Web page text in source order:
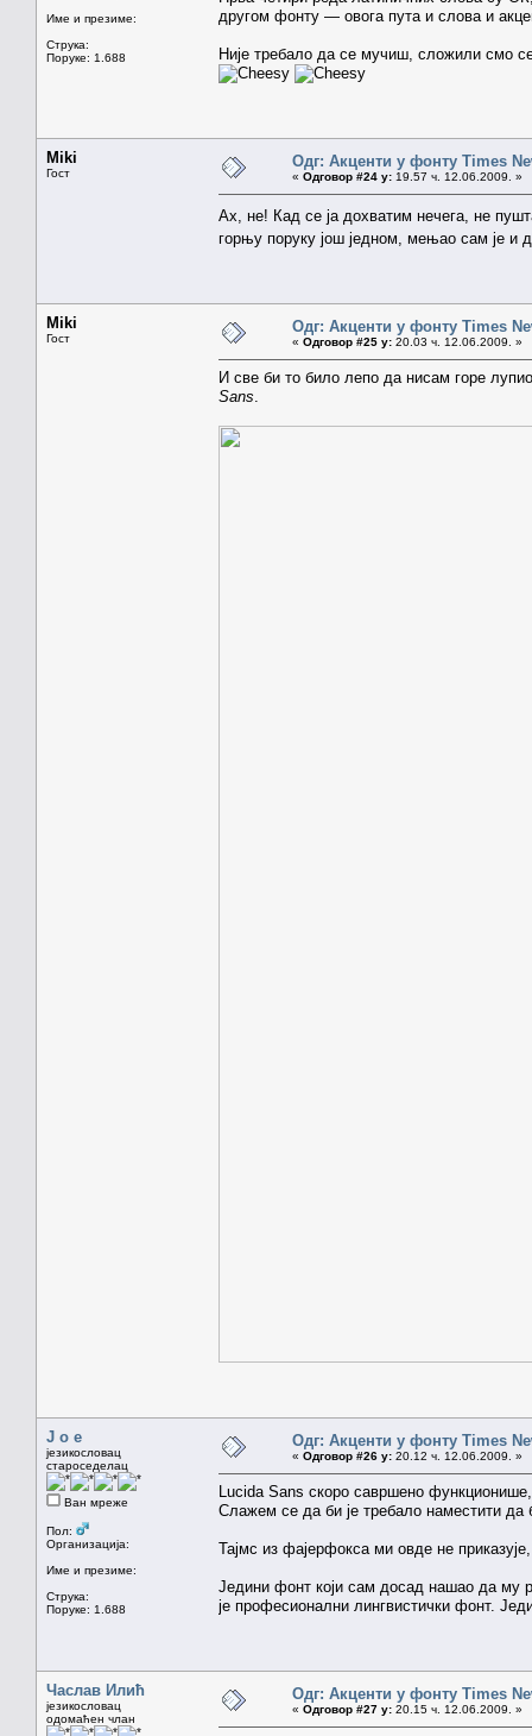
Име и презиме:
Струка:
Поруке: 1.688
другом фонту — овога пута и слова и
Није требало да се мучиш, сложили смо
Miki
Гост
Одг: Акценти у фонту Times
« Одговор #24 у: 19.57 ч. 12.06.2009. »
Ах, не! Кад се ја дохватим нечега, не
горњу поруку још једном, мењао сам је и
Miki
Гост
Одг: Акценти у фонту Times
« Одговор #25 у: 20.03 ч. 12.06.2009. »
И све би то било лепо да нисам горе
Sans
J o e
језикословац
староседелац
Ван мреже
Пол:
Организација:
Име и презиме:
Струка:
Поруке: 1.688
Одг: Акценти у фонту Times
« Одговор #26 у: 20.12 ч. 12.06.2009. »
Lucida Sans скоро савршено
Слажем се да би је требало наместити да
Тајмс из фајерфокса ми овде не
Једини фонт који сам досад нашао да му
је професионални лингвистички фонт.
Часлав Илић
језикословац
одомаћен члан
Одг: Акценти у фонту Times
« Одговор #27 у: 20.15 ч. 12.06.2009. »